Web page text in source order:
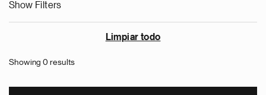
Show Filters
Limpiar todo
Showing 0 results